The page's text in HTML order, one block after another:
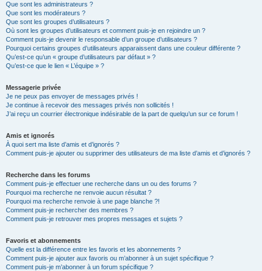
Que sont les administrateurs ?
Que sont les modérateurs ?
Que sont les groupes d’utilisateurs ?
Où sont les groupes d’utilisateurs et comment puis-je en rejoindre un ?
Comment puis-je devenir le responsable d’un groupe d’utilisateurs ?
Pourquoi certains groupes d’utilisateurs apparaissent dans une couleur différente ?
Qu’est-ce qu’un « groupe d’utilisateurs par défaut » ?
Qu’est-ce que le lien « L’équipe » ?
Messagerie privée
Je ne peux pas envoyer de messages privés !
Je continue à recevoir des messages privés non sollicités !
J’ai reçu un courrier électronique indésirable de la part de quelqu’un sur ce forum !
Amis et ignorés
À quoi sert ma liste d’amis et d’ignorés ?
Comment puis-je ajouter ou supprimer des utilisateurs de ma liste d’amis et d’ignorés ?
Recherche dans les forums
Comment puis-je effectuer une recherche dans un ou des forums ?
Pourquoi ma recherche ne renvoie aucun résultat ?
Pourquoi ma recherche renvoie à une page blanche ?!
Comment puis-je rechercher des membres ?
Comment puis-je retrouver mes propres messages et sujets ?
Favoris et abonnements
Quelle est la différence entre les favoris et les abonnements ?
Comment puis-je ajouter aux favoris ou m’abonner à un sujet spécifique ?
Comment puis-je m’abonner à un forum spécifique ?